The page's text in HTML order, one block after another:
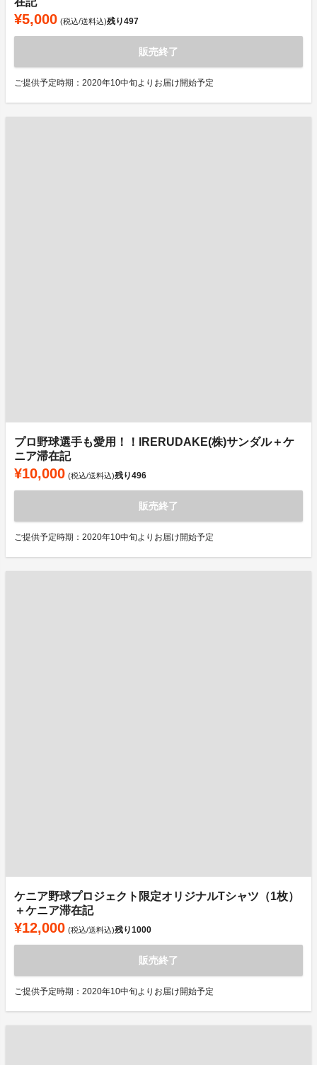
¥5,000 (税込/送料込)残り497
販売終了
ご提供予定時期：2020年10中旬よりお届け開始予定
プロ野球選手も愛用！！IRERUDAKE(株)サンダル＋ケ
ニア滞在記
¥10,000 (税込/送料込)残り496
販売終了
ご提供予定時期：2020年10中旬よりお届け開始予定
ケニア野球プロジェクト限定オリジナルTシャツ（1枚）
＋ケニア滞在記
¥12,000 (税込/送料込)残り1000
販売終了
ご提供予定時期：2020年10中旬よりお届け開始予定